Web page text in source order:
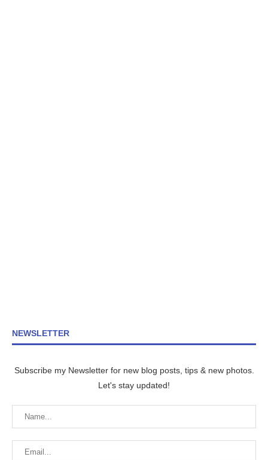
NEWSLETTER
Subscribe my Newsletter for new blog posts, tips & new photos.
Let's stay updated!